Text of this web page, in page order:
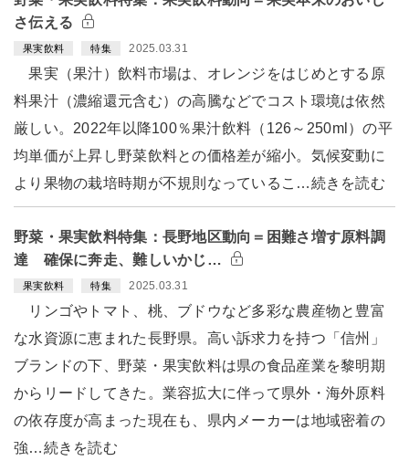
さ伝える
果実飲料 特集 2025.03.31
果実（果汁）飲料市場は、オレンジをはじめとする原
料果汁（濃縮還元含む）の高騰などでコスト環境は依然
厳しい。2022年以降100％果汁飲料（126～250ml）の平
均単価が上昇し野菜飲料との価格差が縮小。気候変動に
より果物の栽培時期が不規則なっているこ…続きを読む
野菜・果実飲料特集：長野地区動向＝困難さ増す原料調
達 確保に奔走、難しいかじ…
果実飲料 特集 2025.03.31
リンゴやトマト、桃、ブドウなど多彩な農産物と豊富
な水資源に恵まれた長野県。高い訴求力を持つ「信州」
ブランドの下、野菜・果実飲料は県の食品産業を黎明期
からリードしてきた。業容拡大に伴って県外・海外原料
の依存度が高まった現在も、県内メーカーは地域密着の
強…続きを読む